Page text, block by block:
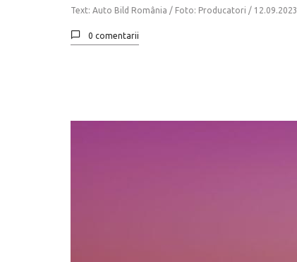
Text: Auto Bild România / Foto: Producatori / 12.09.2023
0 comentarii